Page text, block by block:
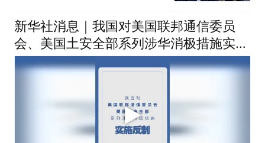
新华社消息｜我国对美国联邦通信委员
会、美国土安全部系列涉华消极措施实施
反制